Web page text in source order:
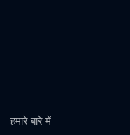
हमारे बारे में